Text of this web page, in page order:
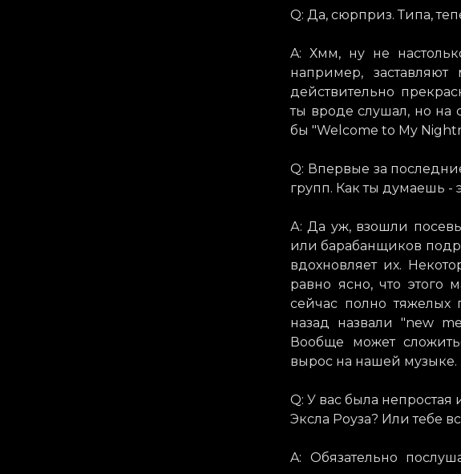
Q: Да, сюрприз. Типа,
A: Хмм, ну не
например,
действительно
ты вроде слушал, но на
бы "Welcome to My
Q: Впервые за
групп. Как ты думаешь -
А: Да уж, взошли
или барабанщиков
вдохновляет их.
равно ясно, что
сейчас полно тяжелых
назад назвали "new
Вообще может
вырос на нашей музыке.
Q: У вас была непростая
Эксла Роуза? Или тебе
A: Обязательно